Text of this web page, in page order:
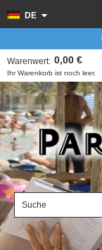
DE
Ihr Warenkorb ist noch leer.
Warenwert: 0,00 €